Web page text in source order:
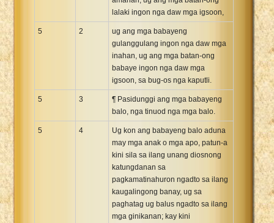
lalaki ingon nga daw mga igsoon,
5 2
ug ang mga babayeng
gulanggulang ingon nga daw mga
inahan, ug ang mga batan-ong
babaye ingon nga daw mga
igsoon, sa bug-os nga kaputli.
5 3
¶ Pasidunggi ang mga babayeng
balo, nga tinuod nga mga balo.
5 4
Ug kon ang babayeng balo aduna
may mga anak o mga apo, patun-a
kini sila sa ilang unang diosnong
katungdanan sa
pagkamatinahuron ngadto sa ilang
kaugalingong banay, ug sa
paghatag ug balus ngadto sa ilang
mga ginikanan; kay kini